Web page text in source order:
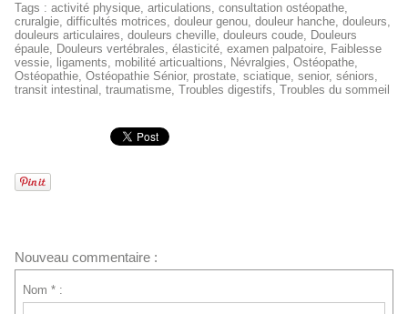
Tags : activité physique, articulations, consultation ostéopathe,
cruralgie, difficultés motrices, douleur genou, douleur hanche, douleurs,
douleurs articulaires, douleurs cheville, douleurs coude, Douleurs
épaule, Douleurs vertébrales, élasticité, examen palpatoire, Faiblesse
vessie, ligaments, mobilité articualtions, Névralgies, Ostéopathe,
Ostéopathie, Ostéopathie Sénior, prostate, sciatique, senior, séniors,
transit intestinal , traumatisme, Troubles digestifs, Troubles du sommeil
Nouveau commentaire :
Nom * :